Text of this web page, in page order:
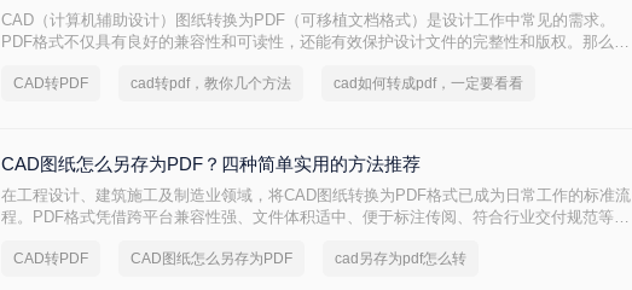
CAD（计算机辅助设计）图纸转换为PDF（可移植文档格式）是设计工作中常见的需求。
PDF格式不仅具有良好的兼容性和可读性，还能有效保护设计文件的完整性和版权。那么
CAD转PDF cad转pdf，教你几个方法 cad如何转成pdf，一定要看看
CAD图纸怎么另存为PDF？四种简单实用的方法推荐
在工程设计、建筑施工及制造业领域，将CAD图纸转换为PDF格式已成为日常工作的标准流
程。PDF格式凭借跨平台兼容性强、文件体积适中、便于标注传阅、符合行业交付规范等优
CAD转PDF CAD图纸怎么另存为PDF cad另存为pdf怎么转